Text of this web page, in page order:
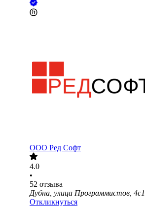
ООО Ред Софт
4.0
•
52 отзыва
Дубна, улица Программистов, 4с1
Откликнуться